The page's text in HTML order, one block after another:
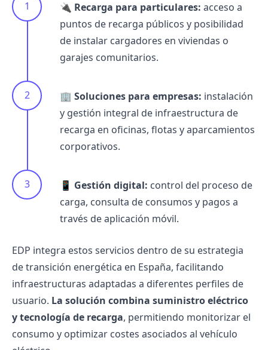
🔌 Recarga para particulares: acceso a
puntos de recarga públicos y posibilidad
de instalar cargadores en viviendas o
garajes comunitarios.
🏢 Soluciones para empresas: instalación
y gestión integral de infraestructura de
recarga en oficinas, flotas y aparcamientos
corporativos.
📱 Gestión digital: control del proceso de
carga, consulta de consumos y pagos a
través de aplicación móvil.
EDP integra estos servicios dentro de su estrategia
de transición energética en España, facilitando
infraestructuras adaptadas a diferentes perfiles de
usuario. La solución combina suministro eléctrico
y tecnología de recarga, permitiendo monitorizar el
consumo y optimizar costes asociados al vehículo